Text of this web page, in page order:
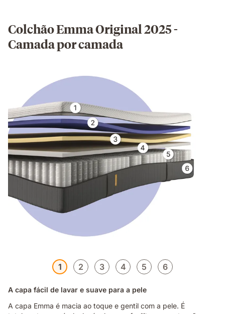
Colchão Emma Original 2025 -
Camada por camada
1 2 3 4 5 6
A capa fácil de lavar e suave para a pele
A capa Emma é macia ao toque e gentil com a pele. É